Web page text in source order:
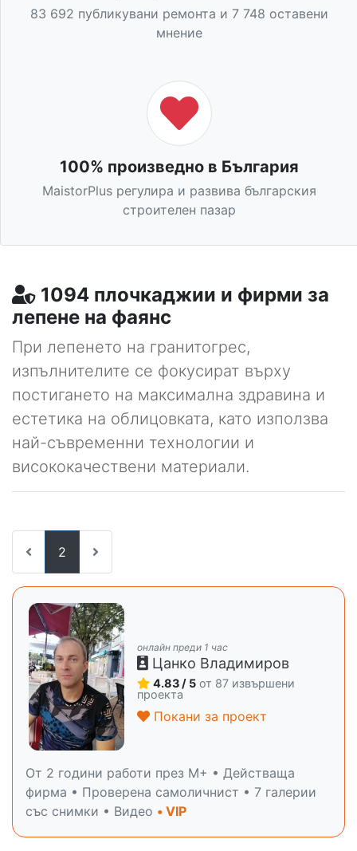
83 692 публикувани ремонта и 7 748 оставени
мнение
100% произведно в България
MaistorPlus регулира и развива българския
строителен пазар
1094 плочкаджии и фирми за
лепене на фаянс
При лепенето на гранитогрес,
изпълнителите се фокусират върху
постигането на максимална здравина и
естетика на облицовката, като използва
най-съвременни технологии и
висококачествени материали.
2
онлайн преди 1 час
Цанко Владимиров
4.83 / 5 от 87 извършени
проекта
Покани за проект
От 2 години работи през M+ • Действаща
фирма • Проверена самоличнист • 7 галерии
със снимки • Видео • VIP